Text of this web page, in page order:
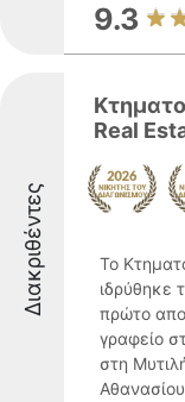
9.3
Διακριθέντες
Real
Το
ιδρύθηκε
πρώτο
γραφείο
στη